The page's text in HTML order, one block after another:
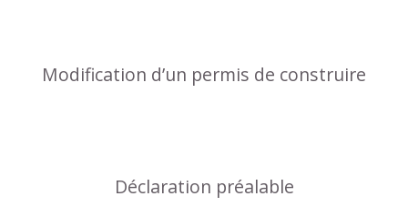
Modification d’un permis de construire
Déclaration préalable